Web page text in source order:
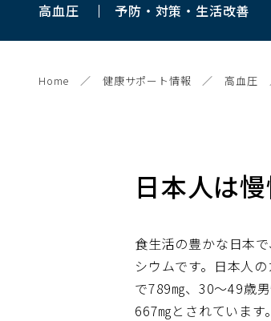
高血圧 予防・対策・生活改善
Home 健康サポート情報 高血圧
日本人は
食生活の豊かな日本
シウムです。日本人
で789㎎、30～49歳
667㎎とされています